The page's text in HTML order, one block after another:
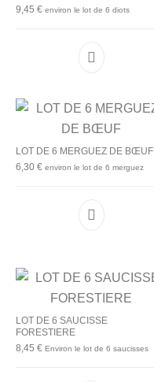
9,45 € environ le lot de 6 diots
LOT DE 6 MERGUEZ DE BŒUF
6,30 € environ le lot de 6 merguez
LOT DE 6 SAUCISSE
FORESTIERE
8,45 € Environ le lot de 6 saucisses